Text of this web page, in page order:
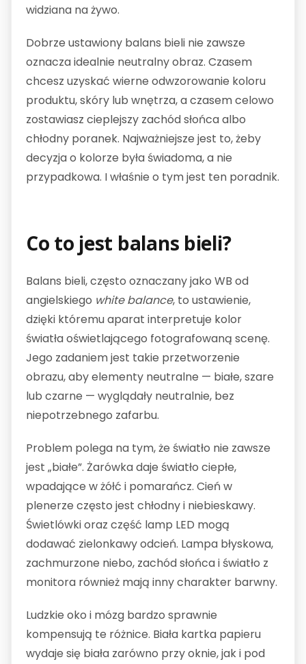
widziana na żywo.
Dobrze ustawiony balans bieli nie zawsze
oznacza idealnie neutralny obraz. Czasem
chcesz uzyskać wierne odwzorowanie koloru
produktu, skóry lub wnętrza, a czasem celowo
zostawiasz cieplejszy zachód słońca albo
chłodny poranek. Najważniejsze jest to, żeby
decyzja o kolorze była świadoma, a nie
przypadkowa. I właśnie o tym jest ten poradnik.
Co to jest balans bieli?
Balans bieli, często oznaczany jako WB od
angielskiego white balance, to ustawienie,
dzięki któremu aparat interpretuje kolor
światła oświetlającego fotografowaną scenę.
Jego zadaniem jest takie przetworzenie
obrazu, aby elementy neutralne — białe, szare
lub czarne — wyglądały neutralnie, bez
niepotrzebnego zafarbu.
Problem polega na tym, że światło nie zawsze
jest „białe”. Żarówka daje światło ciepłe,
wpadające w żółć i pomarańcz. Cień w
plenerze często jest chłodny i niebieskawy.
Świetlówki oraz część lamp LED mogą
dodawać zielonkawy odcień. Lampa błyskowa,
zachmurzone niebo, zachód słońca i światło z
monitora również mają inny charakter barwny.
Ludzkie oko i mózg bardzo sprawnie
kompensują te różnice. Biała kartka papieru
wydaje się biała zarówno przy oknie, jak i pod